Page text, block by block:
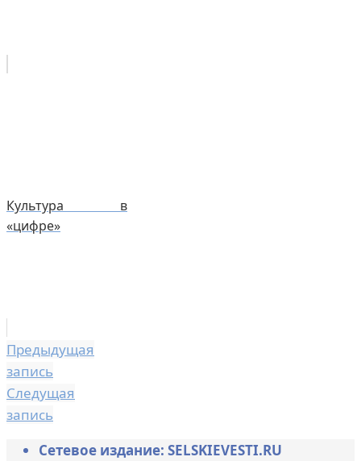
Культура в
«цифре»
Предыдущая
запись
Следущая
запись
Сетевое издание: SELSKIEVESTI.RU